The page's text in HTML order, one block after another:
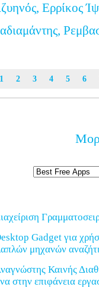
Ερρίκος
1 2 3 4 5 6
Gadget για
μηχανών
Καινής
στην επιφάνεια